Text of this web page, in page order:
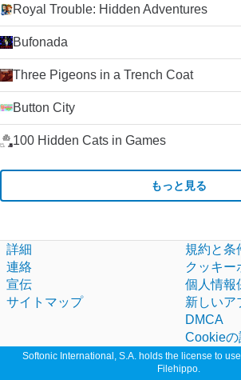
Royal Trouble: Hidden Adventures
Bufonada
Three Pigeons in a Trench Coat
Button City
100 Hidden Cats in Games
もっと見る
詳細
連絡
宣伝
サイトマップ
規約と条
クッキー
個人情報
新しいア
DMCA
Cookieの
Softonic International, S.A. holds the license to
Filehippo.